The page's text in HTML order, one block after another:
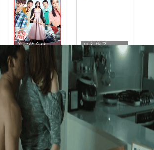
美好的意外 四头狮子
四头狮子